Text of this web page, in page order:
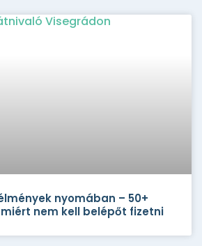
nyomában – 50+
nem kell belépőt fizetni